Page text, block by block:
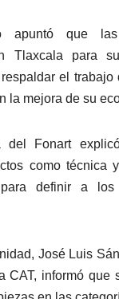
apuntó que
Tlaxcala para
el trabajo
la mejora de su
del Fonart
como técnica
definir a los
José Luis
CAT, informó que